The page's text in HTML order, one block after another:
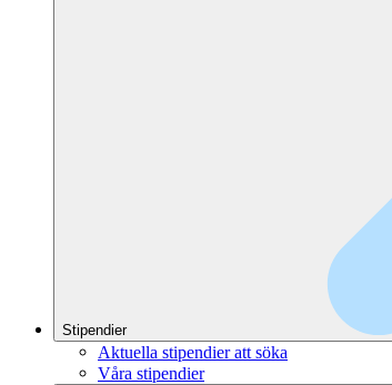
Stipendier
Aktuella stipendier att söka
Våra stipendier